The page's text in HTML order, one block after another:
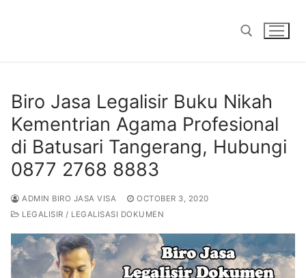
Biro Jasa Legalisir Buku Nikah
Kementrian Agama Profesional
di Batusari Tangerang, Hubungi
0877 2768 8883
ADMIN BIRO JASA VISA
OCTOBER 3, 2020
LEGALISIR / LEGALISASI DOKUMEN